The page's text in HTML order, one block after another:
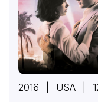
2016 | USA |